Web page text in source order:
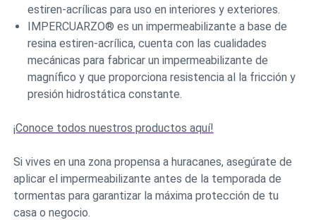
estiren-acrílicas para uso en interiores y exteriores.
IMPERCUARZO® es un impermeabilizante a base de
resina estiren-acrílica, cuenta con las cualidades
mecánicas para fabricar un impermeabilizante de
magnífico y que proporciona resistencia al la fricción y
presión hidrostática constante.
¡Conoce todos nuestros productos aquí!
Si vives en una zona propensa a huracanes, asegúrate de
aplicar el impermeabilizante antes de la temporada de
tormentas para garantizar la máxima protección de tu
casa o negocio.